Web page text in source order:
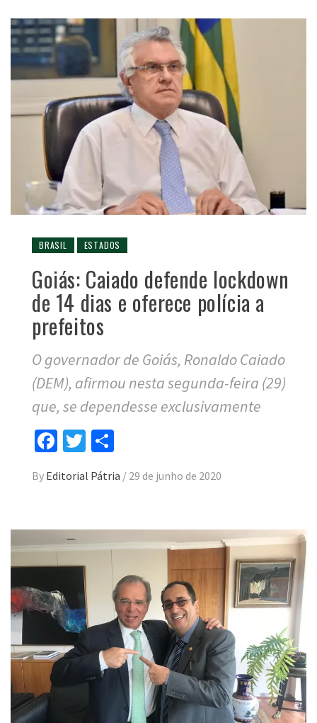
BRASIL ESTADOS
Goiás: Caiado defende lockdown
de 14 dias e oferece polícia a
prefeitos
O governador de Goiás, Ronaldo Caiado
(DEM), afirmou nesta segunda-feira (29)
que, se dependesse exclusivamente
Facebook
Twitter
By Editorial Pátria / 29 de junho de 2020